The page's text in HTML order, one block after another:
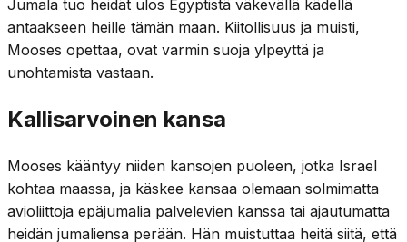
Jumala tuo heidät ulos Egyptistä väkevällä kädellä
antaakseen heille tämän maan. Kiitollisuus ja muisti,
Mooses opettaa, ovat varmin suoja ylpeyttä ja
unohtamista vastaan.
Kallisarvoinen kansa
Mooses kääntyy niiden kansojen puoleen, jotka Israel
kohtaa maassa, ja käskee kansaa olemaan solmimatta
avioliittoja epäjumalia palvelevien kanssa tai ajautumatta
heidän jumaliensa perään. Hän muistuttaa heitä siitä, että